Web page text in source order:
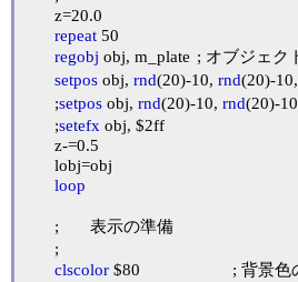
repeat 50
regobj obj, m_plate	; オブジェクトの登録
setpos obj, rnd(20)-10, rnd(20)-10,
	;
setpos obj, rnd(20)-10, rnd(20)-10, z	; 初期座
	;
setefx obj, $2ff
loop
clscolor $80			; 背景色の設定